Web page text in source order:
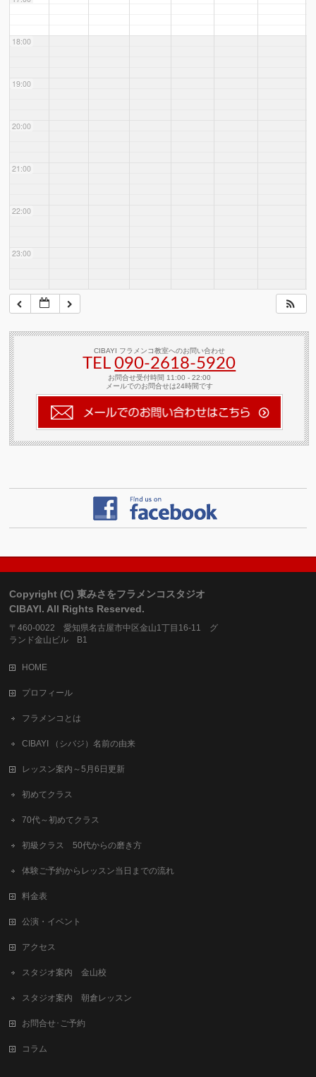
18:00
19:00
20:00
21:00
22:00
23:00
CIBAYI フラメンコ教室へのお問い合わせ
TEL090-2618‐5920
お問合せ受付時間 11:00 - 22:00
メールでのお問合せは24時間です
Copyright (C) 東みさをフラメンコスタジオ
CIBAYI. All Rights Reserved.
〒460-0022 愛知県名古屋市中区金山1丁目16-11 グ
ランド金山ビル B1
HOME
プロフィール
フラメンコとは
CIBAYI （シバジ）名前の由来
レッスン案内～5月6日更新
初めてクラス
70代～初めてクラス
初級クラス 50代からの磨き方
体験ご予約からレッスン当日までの流れ
料金表
公演・イベント
アクセス
スタジオ案内 金山校
スタジオ案内 朝倉レッスン
お問合せ･ご予約
コラム